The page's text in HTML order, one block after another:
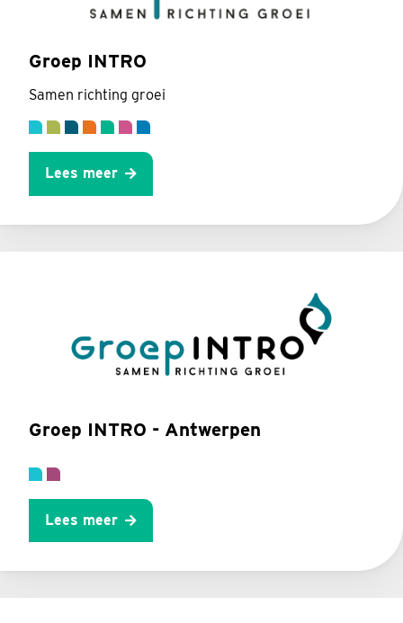
Groep INTRO
Samen richting groei
Lees meer
Groep INTRO - Antwerpen
Lees meer